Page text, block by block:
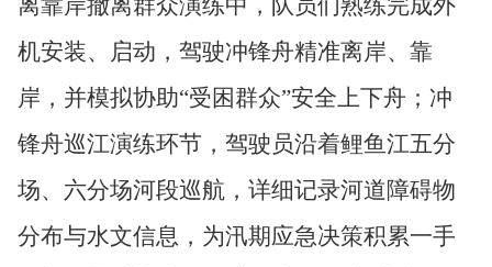
机安装、启动，驾驶冲锋舟精准离岸、靠
岸，并模拟协助“受困群众”安全上下舟；冲
锋舟巡江演练环节，驾驶员沿着鲤鱼江五分
场、六分场河段巡航，详细记录河道障碍物
分布与水文信息，为汛期应急决策积累一手